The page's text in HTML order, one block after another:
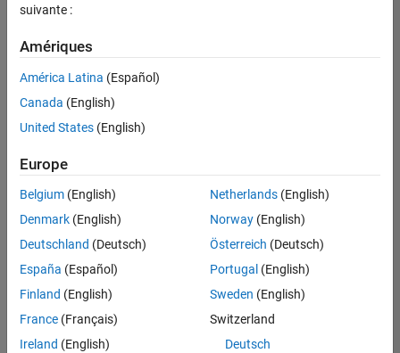
Trouvez des livres
présentant de la
théorie, des
et des exercices.
Contenu principal
Recherche
Trier par
suivante :
Amériques
América Latina (Español)
Canada (English)
United States (English)
Europe
Belgium (English)
Denmark (English)
Deutschland (Deutsch)
España (Español)
Finland (English)
France (Français)
Ireland (English)
Netherlands(English)
Norway(English)
Österreich (Deutsch)
Portugal (English)
Sweden (English)
Switzerland
Deutsch